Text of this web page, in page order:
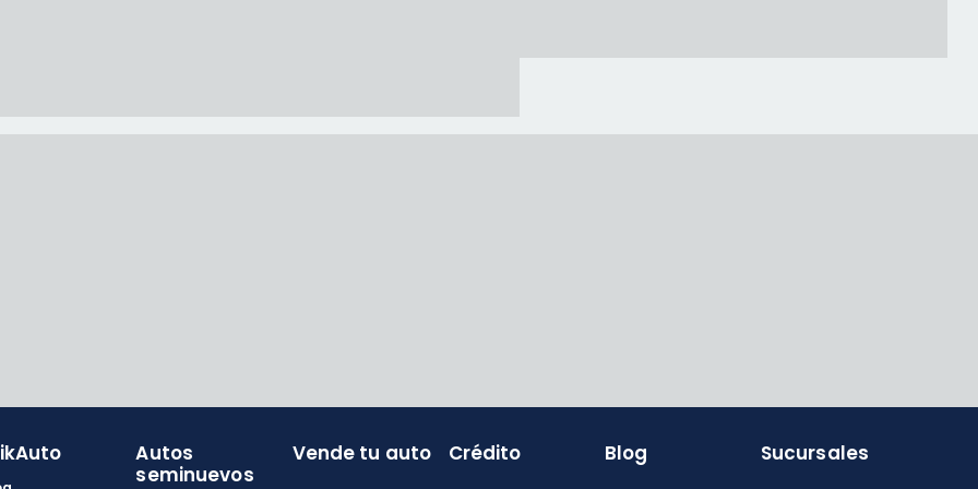
Autos
seminuevos
Vende tu auto Crédito Blog Sucursales